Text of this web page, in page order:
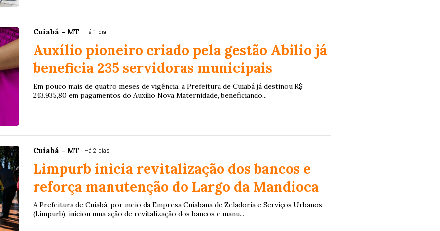
Cuiabá - MT Há 1 dia
Auxílio pioneiro criado pela gestão Abilio já
beneficia 235 servidoras municipais
Em pouco mais de quatro meses de vigência, a Prefeitura de Cuiabá já destinou R$
243.935,80 em pagamentos do Auxílio Nova Maternidade, beneficiando...
Cuiabá - MT Há 2 dias
Limpurb inicia revitalização dos bancos e
reforça manutenção do Largo da Mandioca
A Prefeitura de Cuiabá, por meio da Empresa Cuiabana de Zeladoria e Serviços Urbanos
(Limpurb), iniciou uma ação de revitalização dos bancos e manu...